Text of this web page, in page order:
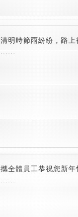
清明時節雨紛紛，路
處
攜全體員工恭祝您新年
......